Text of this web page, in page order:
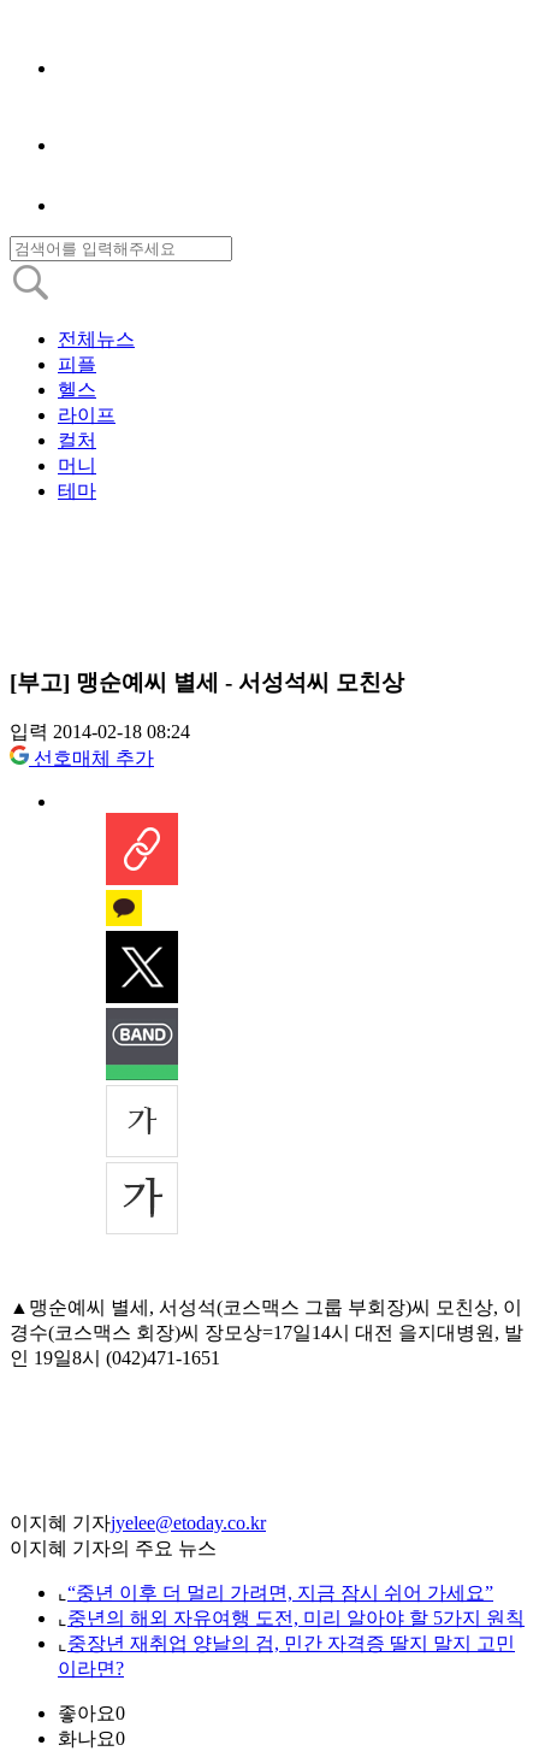
전체뉴스
피플
헬스
라이프
컬처
머니
테마
[부고] 맹순예씨 별세 - 서성석씨 모친상
입력 2014-02-18 08:24
선호매체 추가
▲맹순예씨 별세, 서성석(코스맥스 그룹 부회장)씨 모친상, 이
경수(코스맥스 회장)씨 장모상=17일14시 대전 을지대병원, 발
인 19일8시 (042)471-1651
이지혜 기자jyelee@etoday.co.kr
이지혜 기자의 주요 뉴스
⌞ “중년 이후 더 멀리 가려면, 지금 잠시 쉬어 가세요”
⌞ 중년의 해외 자유여행 도전, 미리 알아야 할 5가지 원칙
⌞ 중장년 재취업 양날의 검, 민간 자격증 딸지 말지 고민
이라면?
좋아요0
화나요0